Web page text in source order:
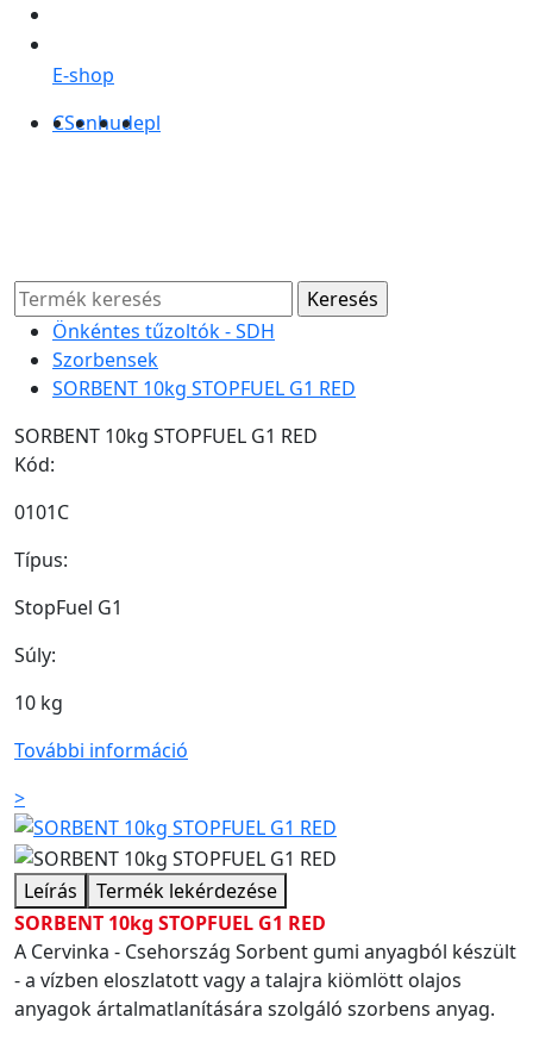
E-shop
CSenhudepl
Önkéntes tűzoltók - SDH
Szorbensek
SORBENT 10kg STOPFUEL G1 RED
SORBENT 10kg STOPFUEL G1 RED
Kód:
0101C
Típus:
StopFuel G1
Súly:
10 kg
További információ
>
Leírás
Termék lekérdezése
SORBENT 10kg STOPFUEL G1 RED
A Cervinka - Csehország Sorbent gumi anyagból készült
- a vízben eloszlatott vagy a talajra kiömlött olajos
anyagok ártalmatlanítására szolgáló szorbens anyag.